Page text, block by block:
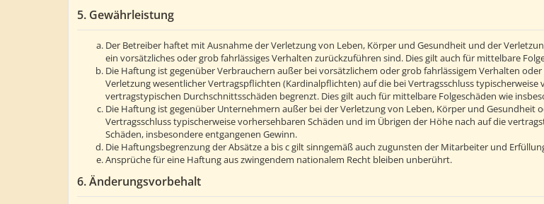
5. Gewährleistung
Der Betreiber haftet mit Ausnahme der Verletzung von Leben, Körper und Gesundheit und der
ein vorsätzliches oder grob fahrlässiges Verhalten zurückzuführen sind. Dies gilt auch für mittelbare
Die Haftung ist gegenüber Verbrauchern außer bei vorsätzlichem oder grob fahrlässigem Verhalten
Verletzung wesentlicher Vertragspflichten (Kardinalpflichten) auf die bei Vertragsschluss
vertragstypischen Durchschnittsschäden begrenzt. Dies gilt auch für mittelbare Folgeschäden wie
Die Haftung ist gegenüber Unternehmern außer bei der Verletzung von Leben, Körper und
Vertragsschluss typischerweise vorhersehbaren Schäden und im Übrigen der Höhe nach auf die
Schäden, insbesondere entgangenen Gewinn.
Die Haftungsbegrenzung der Absätze a bis c gilt sinngemäß auch zugunsten der Mitarbeiter und
Ansprüche für eine Haftung aus zwingendem nationalem Recht bleiben unberührt.
6. Änderungsvorbehalt